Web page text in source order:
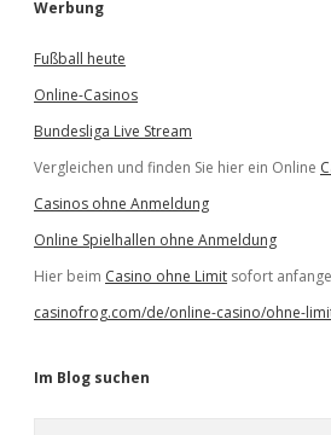
Werbung
Fußball heute
Online-Casinos
Bundesliga Live Stream
Vergleichen und finden Sie hier ein Online
Casinos ohne Anmeldung
Online Spielhallen ohne Anmeldung
Hier beim Casino ohne Limit sofort
casinofrog.com/de/online-casino/ohne-
Im Blog suchen